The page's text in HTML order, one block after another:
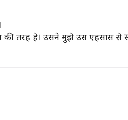
की तरह है। उसने मुझे उस एहसास से